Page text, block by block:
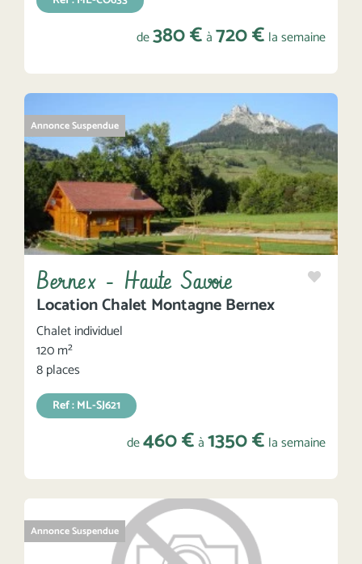
de380 €à720 € la semaine
Annonce Suspendue
Bernex - Haute Savoie
Location Chalet Montagne Bernex
Chalet individuel
120 m²
8 places
Ref : ML-SJ621
de460 €à1350 € la semaine
Annonce Suspendue